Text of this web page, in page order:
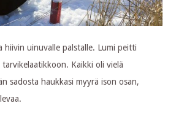
hiivin uinuvalle palstalle. Lumi peitti
Kaikki oli vielä
sadosta haukkasi myyrä ison osan,